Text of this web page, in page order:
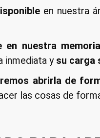
en nuestra
nuestra
inmediata y su carga
abrirla de
las cosas de